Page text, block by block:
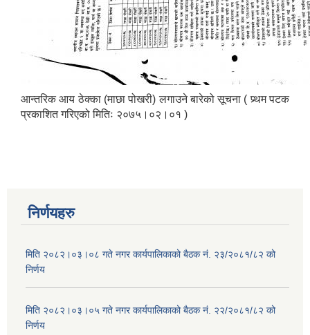
आन्तरिक आय ठेक्का (माछा पोखरी) लगाउने बारेको सूचना ( प्र्थम पटक
प्रकाशित गरिएको मितिः २०७५।०२।०१ )
निर्णयहरु
मिति २०८२।०३।०८ गते नगर कार्यपालिकाको बैठक नं. २३/२०८१/८२ को
निर्णय
मिति २०८२।०३।०५ गते नगर कार्यपालिकाको बैठक नं. २२/२०८१/८२ को
निर्णय